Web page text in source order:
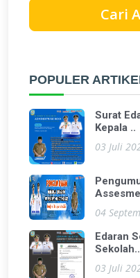
Cari
POPULER
Surat
Kepala ..
03 Juli
04
Edaran
Sekolah..
03 Juli